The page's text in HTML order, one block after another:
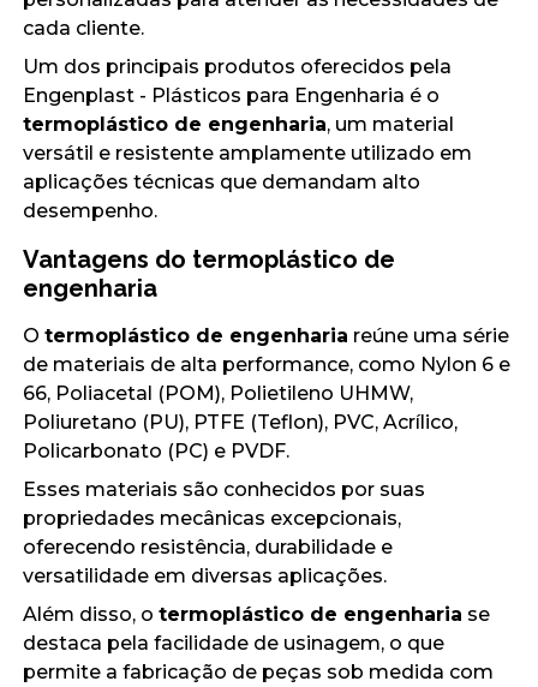
cada cliente.
Um dos principais produtos oferecidos pela
Engenplast - Plásticos para Engenharia é o
termoplástico de engenharia, um material
versátil e resistente amplamente utilizado em
aplicações técnicas que demandam alto
desempenho.
Vantagens do termoplástico de
engenharia
Otermoplástico de engenharia reúne uma série
de materiais de alta performance, como Nylon 6 e
66, Poliacetal (POM), Polietileno UHMW,
Poliuretano (PU), PTFE (Teflon), PVC, Acrílico,
Policarbonato (PC) e PVDF.
Esses materiais são conhecidos por suas
propriedades mecânicas excepcionais,
oferecendo resistência, durabilidade e
versatilidade em diversas aplicações.
Além disso, otermoplástico de engenharia se
destaca pela facilidade de usinagem, o que
permite a fabricação de peças sob medida com